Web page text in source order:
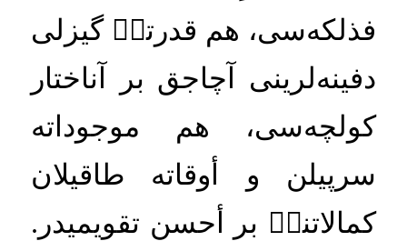
فذلكهسى، هم قدرتكۡ گيزلى
دفينهلرينى آچاجق بر
آناختار
كولچهسى، هم
موجوداته
سرپيلن
و أوقاته
طاقيلان
كمالاتنكۡ بر أحسنِ تقويميدر .